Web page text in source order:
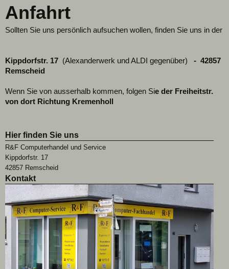
Anfahrt
Sollten Sie uns persönlich aufsuchen wollen, finden Sie uns in der
Kippdorfstr. 17 (Alexanderwerk und ALDI gegenüber) - 42857
Remscheid
Wenn Sie von ausserhalb kommen, folgen Sie der Freiheitstr.
von dort Richtung Kremenholl
Hier finden Sie uns
R&F Computerhandel und Service
Kippdorfstr. 17
42857 Remscheid
Kontakt